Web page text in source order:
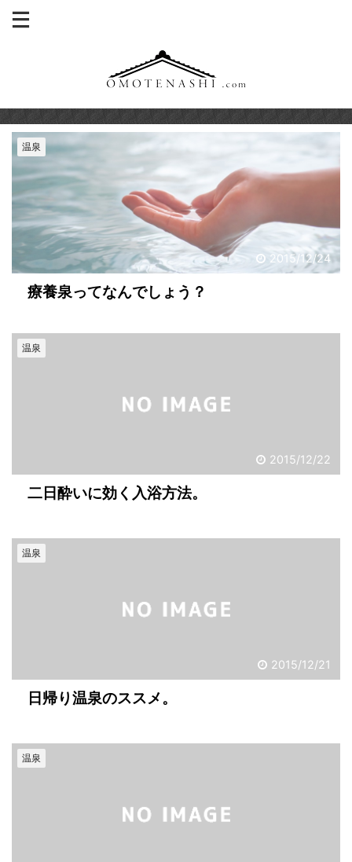
2015/12/24
温泉
療養泉ってなんでしょう？
2015/12/22
温泉
二日酔いに効く入浴方法。
2015/12/21
温泉
日帰り温泉のススメ。
温泉